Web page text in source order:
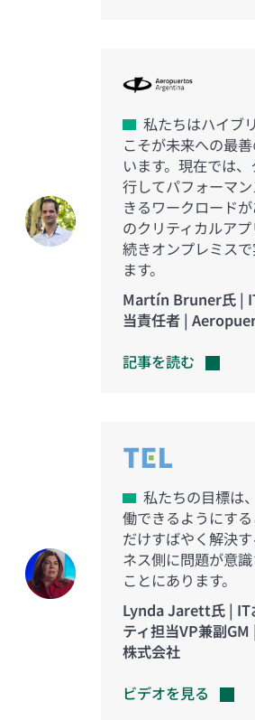
私たちはハイブ
こそが未来への最
います。現在では
行してパフォーマ
きるワークロード
のクリティカルア
続きオンプレミス
ます。
Martín Bruner氏 |
当責任者 |
記事を読む
私たちの目標は
働できるようにす
だけすばやく解決
ネス側に問題が意
ことにあります。
Lynda Jarett氏 | IT
ティ担当VP兼副
株式会社
ビデオを見る